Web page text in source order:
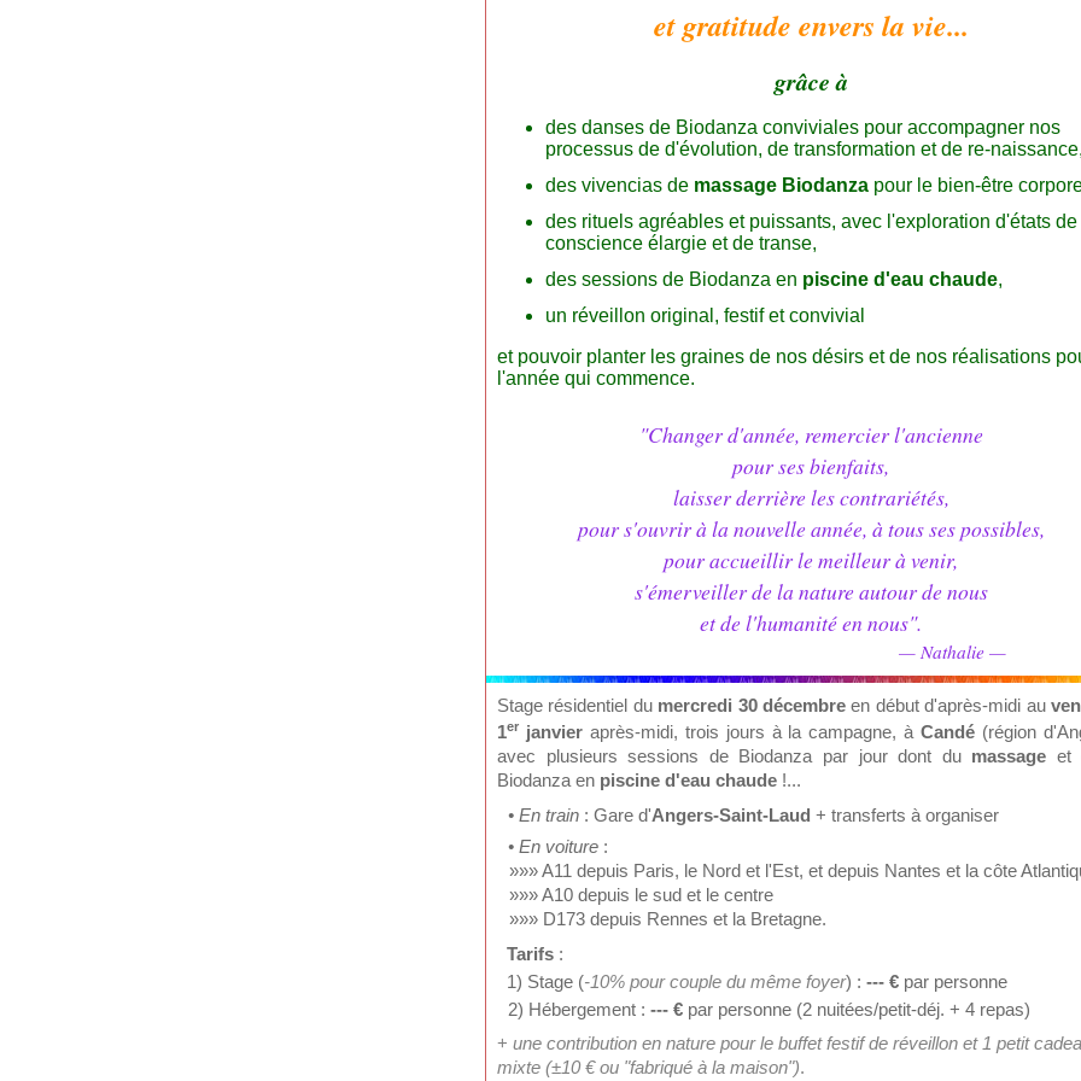
et gratitude envers la vie...
grâce à
des danses de Biodanza conviviales pour accompagner nos
processus de d'évolution, de transformation et de re-naissance,
des vivencias de massage Biodanza pour le bien-être
des rituels agréables et puissants, avec l'exploration d'états de
conscience élargie et de transe,
des sessions de Biodanza en piscine d'eau chaude,
un réveillon original, festif et convivial
et pouvoir planter les graines de nos désirs et de nos réalisations
l'année qui commence.
"Changer d'année, remercier l'ancienne
pour ses bienfaits,
laisser derrière les contrariétés,
pour s'ouvrir à la nouvelle année, à tous ses possibles,
pour accueillir le meilleur à venir,
s'émerveiller de la nature autour de nous
et de l'humanité en nous".
— Nathalie —
Stage résidentiel du mercredi 30 décembre en début d'après-midi au
1er janvieraprès-midi, trois jours à la campagne, àCandé (région
avec plusieurs sessions de Biodanza par jour dont du massage et
Biodanza en piscine d'eau chaude !...
• En train : Gare d'Angers-Saint-Laud + transferts à organiser
• En voiture :
»»» A11 depuis Paris, le Nord et l'Est, et depuis Nantes et la côte
»»» A10 depuis le sud et le centre
»»» D173 depuis Rennes et la Bretagne.
Tarifs :
1) Stage (-10% pour couple du même foyer) : --- € par personne
2) Hébergement : --- € par personne (2 nuitées/petit-déj. + 4 repas)
+ une contribution en nature pour le buffet festif de réveillon et 1 petit
mixte (±10 € ou "fabriqué à la maison").